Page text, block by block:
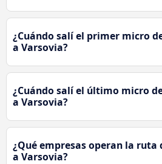
¿Cuándo salí el primer micro
a Varsovia?
¿Cuándo salí el último micro
a Varsovia?
¿Qué empresas operan la ruta
a Varsovia?